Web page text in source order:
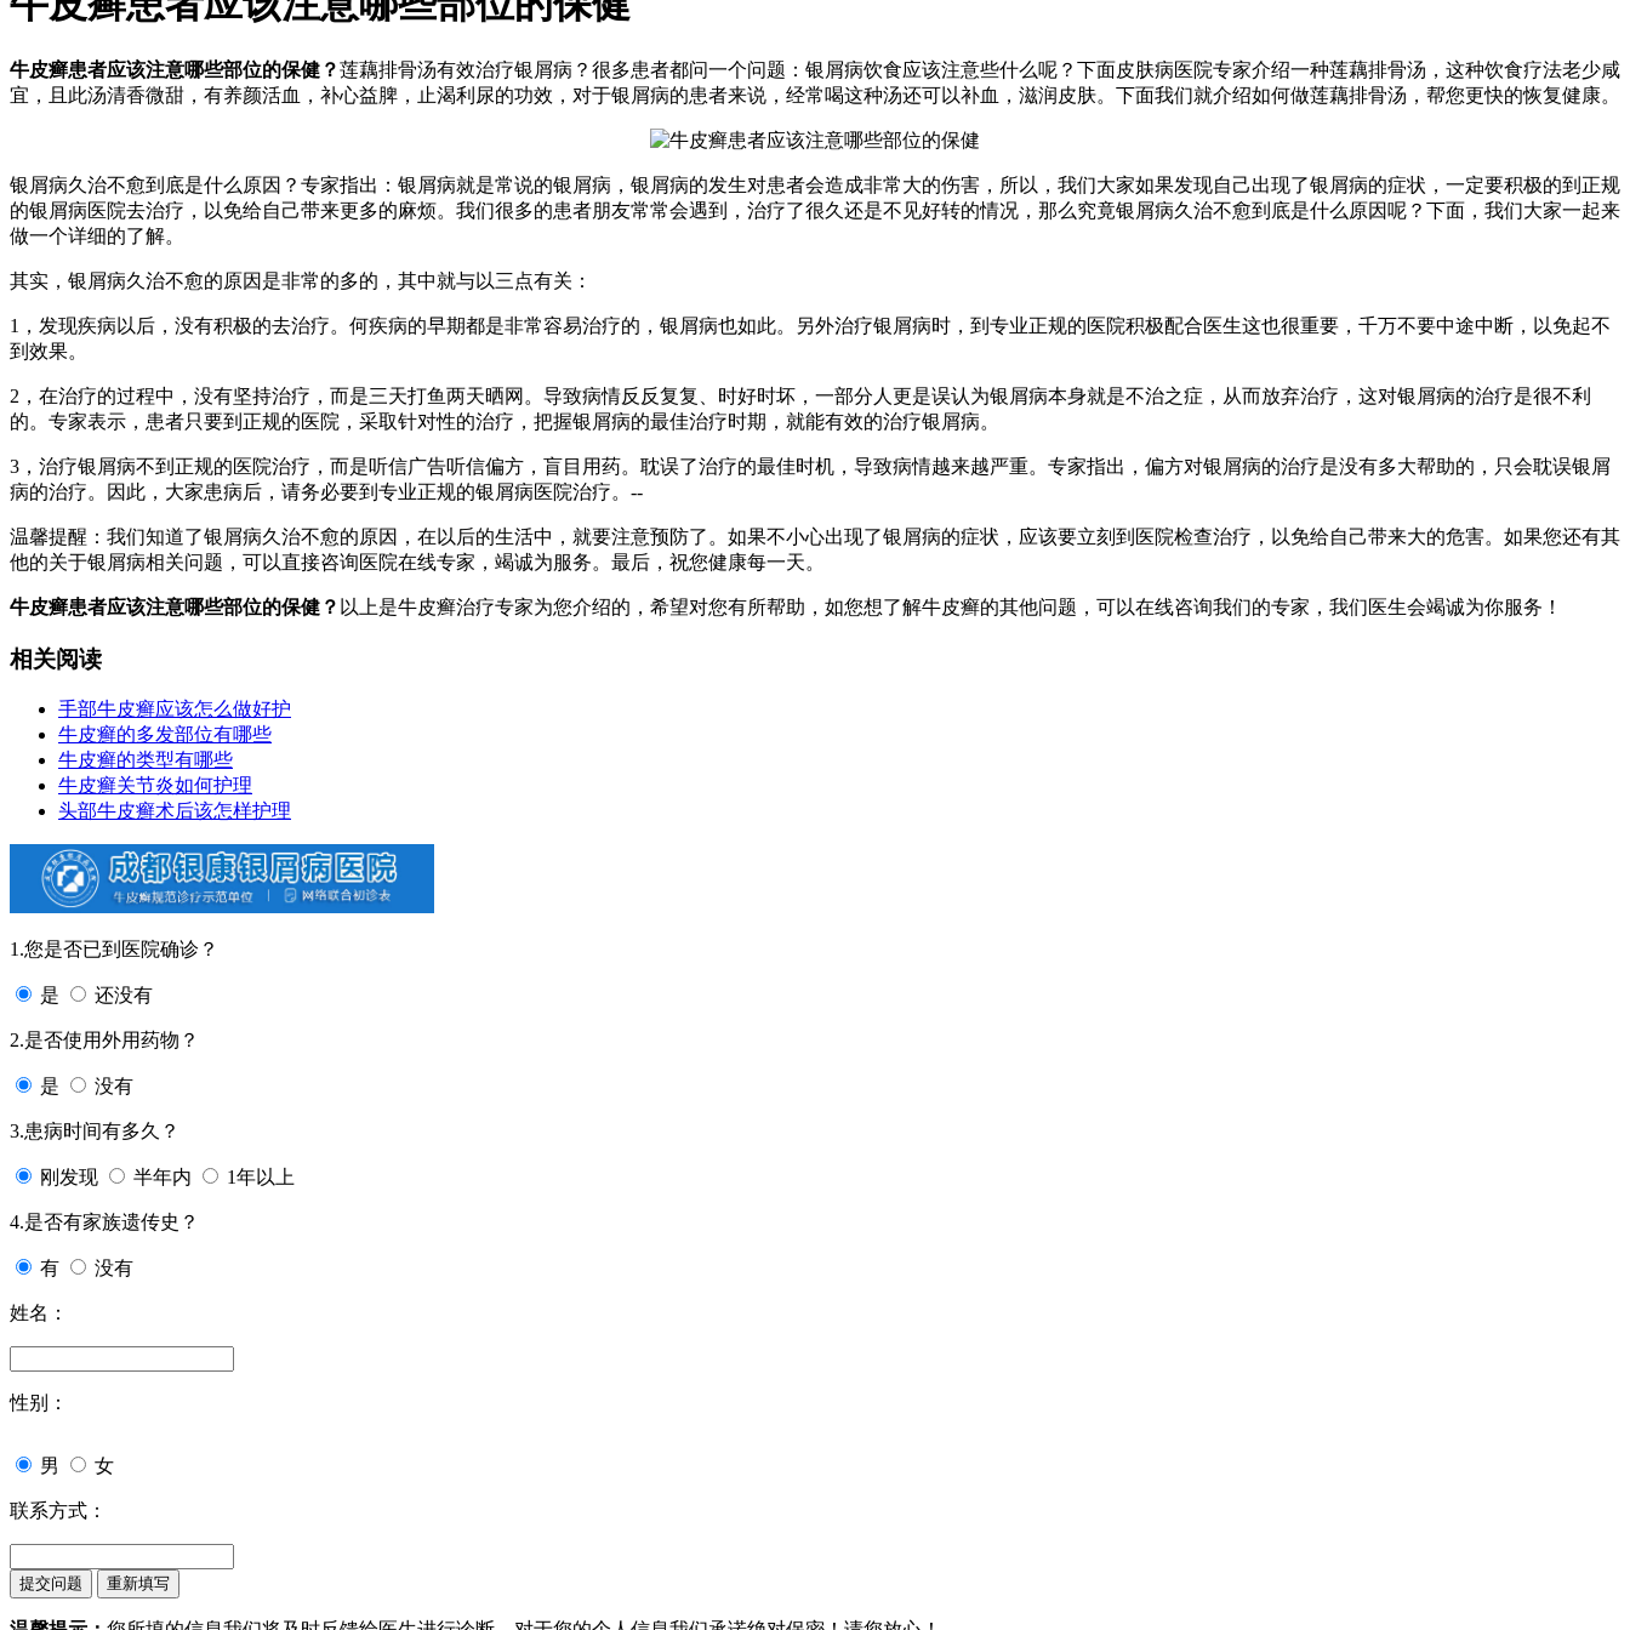
牛皮癣患者应该注意哪些部位的保健？莲藕排骨汤有效治疗银屑病？很多患者都问一个问题：银屑病饮食应该注意些什么呢？下面皮肤病医院专家介绍一种莲藕排骨汤，这种饮食疗法老少咸
宜，且此汤清香微甜，有养颜活血，补心益脾，止渴利尿的功效，对于银屑病的患者来说，经常喝这种汤还可以补血，滋润皮肤。下面我们就介绍如何做莲藕排骨汤，帮您更快的恢复健康。
银屑病久治不愈到底是什么原因？专家指出：银屑病就是常说的银屑病，银屑病的发生对患者会造成非常大的伤害，所以，我们大家如果发现自己出现了银屑病的症状，一定要积极的到正规
的银屑病医院去治疗，以免给自己带来更多的麻烦。我们很多的患者朋友常常会遇到，治疗了很久还是不见好转的情况，那么究竟银屑病久治不愈到底是什么原因呢？下面，我们大家一起来
做一个详细的了解。
其实，银屑病久治不愈的原因是非常的多的，其中就与以三点有关：
1，发现疾病以后，没有积极的去治疗。何疾病的早期都是非常容易治疗的，银屑病也如此。另外治疗银屑病时，到专业正规的医院积极配合医生这也很重要，千万不要中途中断，以免起不
到效果。
2，在治疗的过程中，没有坚持治疗，而是三天打鱼两天晒网。导致病情反反复复、时好时坏，一部分人更是误认为银屑病本身就是不治之症，从而放弃治疗，这对银屑病的治疗是很不利
的。专家表示，患者只要到正规的医院，采取针对性的治疗，把握银屑病的最佳治疗时期，就能有效的治疗银屑病。
3，治疗银屑病不到正规的医院治疗，而是听信广告听信偏方，盲目用药。耽误了治疗的最佳时机，导致病情越来越严重。专家指出，偏方对银屑病的治疗是没有多大帮助的，只会耽误银屑
病的治疗。因此，大家患病后，请务必要到专业正规的银屑病医院治疗。--
温馨提醒：我们知道了银屑病久治不愈的原因，在以后的生活中，就要注意预防了。如果不小心出现了银屑病的症状，应该要立刻到医院检查治疗，以免给自己带来大的危害。如果您还有其
他的关于银屑病相关问题，可以直接咨询医院在线专家，竭诚为服务。最后，祝您健康每一天。
牛皮癣患者应该注意哪些部位的保健？ 以上是牛皮癣治疗专家为您介绍的，希望对您有所帮助，如您想了解牛皮癣的其他问题，可以在线咨询我们的专家，我们医生会竭诚为你服务！
相关阅读
手部牛皮癣应该怎么做好护
牛皮癣的多发部位有哪些
牛皮癣的类型有哪些
牛皮癣关节炎如何护理
头部牛皮癣术后该怎样护理
1.您是否已到医院确诊？
是 还没有
2.是否使用外用药物？
是 没有
3.患病时间有多久？
刚发现 半年内 1年以上
4.是否有家族遗传史？
有 没有
姓名：
性别：
男 女
联系方式：